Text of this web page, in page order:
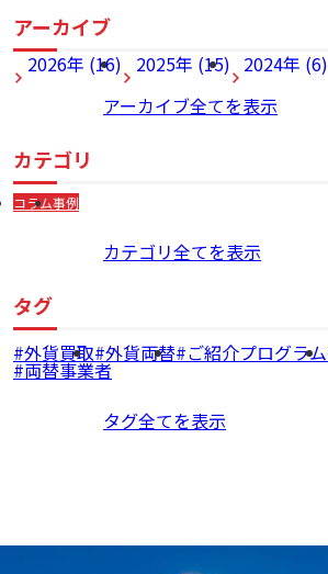
アーカイブ
2026年 (16) 2025年 (15) 2024年 (6)
アーカイブ全てを表示
カテゴリ
コラム事例
カテゴリ全てを表示
タグ
外貨買取 外貨両替 ご紹介プログラム
両替事業者
タグ全てを表示